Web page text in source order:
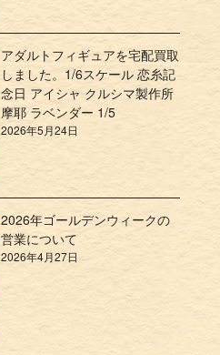
アダルトフィギュアを宅配買取
しました。1/6スケール 恋糸記
念日 アイシャ クルシマ製作所
摩耶 ラベンダー 1/5
2026年5月24日
2026年ゴールデンウィークの
営業について
2026年4月27日